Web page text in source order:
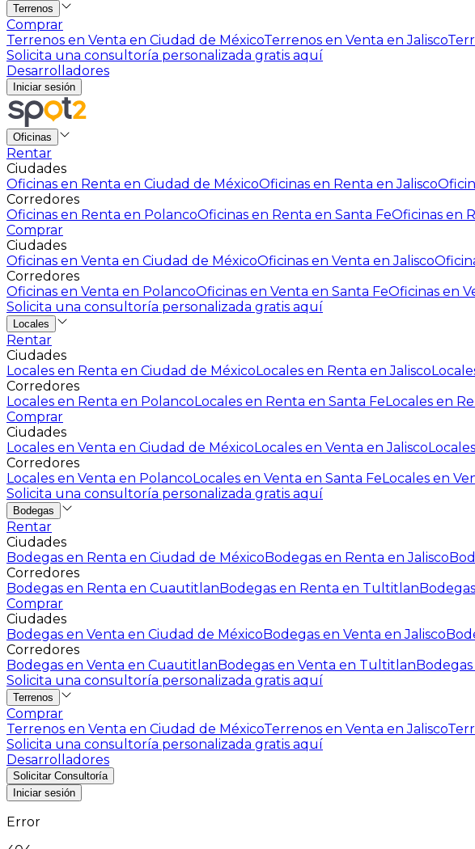
Terrenos
Comprar
Terrenos en Venta en Ciudad de MéxicoTerrenos en Venta en Jalisco
Solicita una consultoría personalizada gratis aquí
Desarrolladores
Iniciar sesión
Oficinas
Rentar
Ciudades
Oficinas en Renta en Ciudad de MéxicoOficinas en Renta en Jalisco
Corredores
Oficinas en Renta en PolancoOficinas en Renta en Santa FeOficinas en
Comprar
Ciudades
Oficinas en Venta en Ciudad de MéxicoOficinas en Venta en Jalisco
Corredores
Oficinas en Venta en PolancoOficinas en Venta en Santa FeOficinas en
Solicita una consultoría personalizada gratis aquí
Locales
Rentar
Ciudades
Locales en Renta en Ciudad de MéxicoLocales en Renta en Jalisco
Corredores
Locales en Renta en PolancoLocales en Renta en Santa FeLocales en
Comprar
Ciudades
Locales en Venta en Ciudad de MéxicoLocales en Venta en Jalisco
Corredores
Locales en Venta en PolancoLocales en Venta en Santa FeLocales en
Solicita una consultoría personalizada gratis aquí
Bodegas
Rentar
Ciudades
Bodegas en Renta en Ciudad de MéxicoBodegas en Renta en Jalisco
Corredores
Bodegas en Renta en CuautitlanBodegas en Renta en Tultitlan
Comprar
Ciudades
Bodegas en Venta en Ciudad de MéxicoBodegas en Venta en Jalisco
Corredores
Bodegas en Venta en CuautitlanBodegas en Venta en Tultitlan
Solicita una consultoría personalizada gratis aquí
Terrenos
Comprar
Terrenos en Venta en Ciudad de MéxicoTerrenos en Venta en Jalisco
Solicita una consultoría personalizada gratis aquí
Desarrolladores
Solicitar Consultoría
Iniciar sesión
Error